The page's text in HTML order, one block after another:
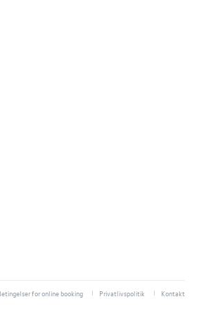
for online booking Privatlivspolitik Kontakt